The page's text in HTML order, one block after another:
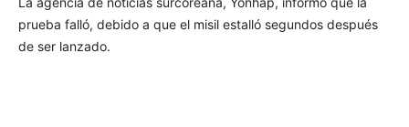
prueba falló, debido a que el misil estalló segundos después
de ser lanzado.